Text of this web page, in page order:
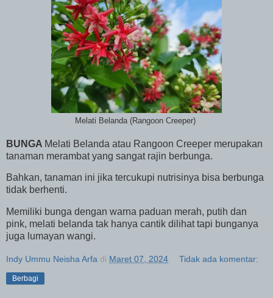
Melati Belanda (Rangoon Creeper)
BUNGA Melati Belanda atau Rangoon Creeper merupakan
tanaman merambat yang sangat rajin berbunga.
Bahkan, tanaman ini jika tercukupi nutrisinya bisa berbunga
tidak berhenti.
Memiliki bunga dengan warna paduan merah, putih dan
pink, melati belanda tak hanya cantik dilihat tapi bunganya
juga lumayan wangi.
Indy Ummu Neisha Arfa di Maret 07, 2024 Tidak ada komentar:
Berbagi